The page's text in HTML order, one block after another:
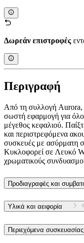
Δωρεάν επιστροφές
Περιγραφή
Από τη συλλογή Aurora,
σωστή εφαρμογή για
μέγεθος κεφαλιού.
και περιστρεφόμενα
συσκευές με ασύρματη
Κυκλοφορεί σε Λευκό
χρωματικούς
Προδιαγραφές και
Υλικά και αειφορία
Περιεχόμενα συσκευασίας